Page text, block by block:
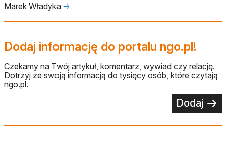
Marek Władyka 🡢
Dodaj informację do portalu ngo.pl!
Czekamy na Twój artykuł, komentarz, wywiad czy relację.
Dotrzyj ze swoją informacją do tysięcy osób, które czytają
ngo.pl.
Dodaj